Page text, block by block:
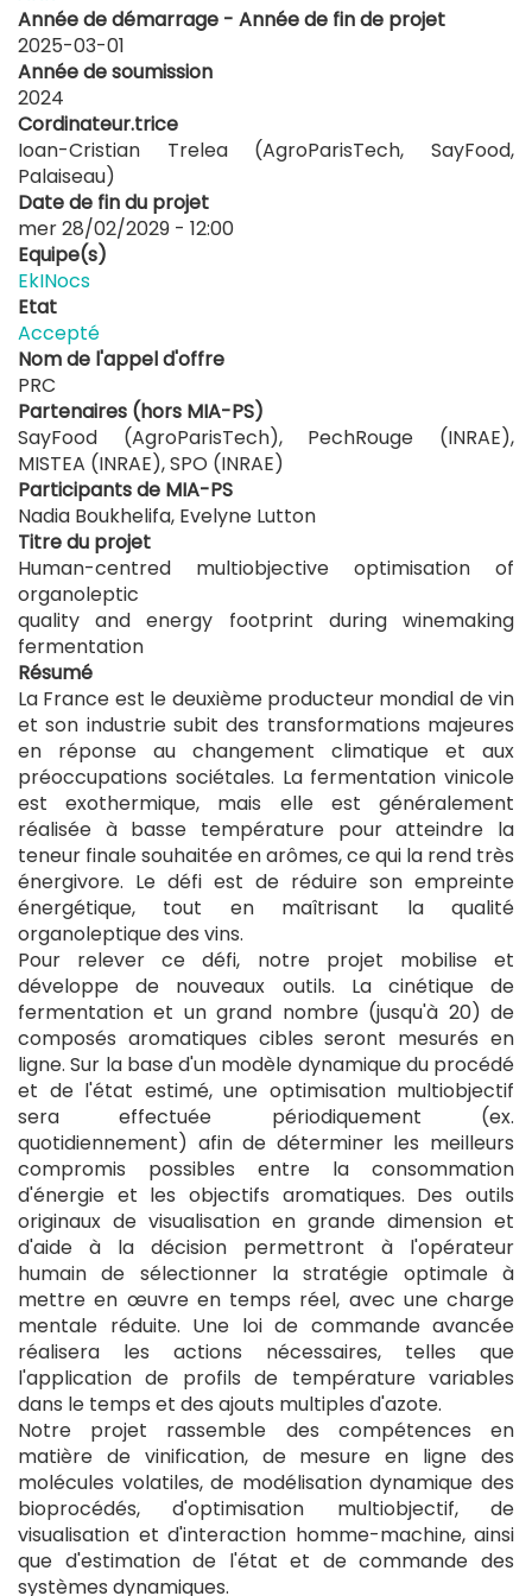
Année de démarrage - Année de fin de projet
2025-03-01
Année de soumission
2024
Cordinateur.trice
Ioan-Cristian Trelea (AgroParisTech, SayFood,
Palaiseau)
Date de fin du projet
mer 28/02/2029 - 12:00
Equipe(s)
EkINocs
Etat
Accepté
Nom de l'appel d'offre
PRC
Partenaires (hors MIA-PS)
SayFood (AgroParisTech), PechRouge (INRAE),
MISTEA (INRAE), SPO (INRAE)
Participants de MIA-PS
Nadia Boukhelifa, Evelyne Lutton
Titre du projet
Human-centred multiobjective optimisation of
organoleptic
quality and energy footprint during winemaking
fermentation
Résumé
La France est le deuxième producteur mondial de vin
et son industrie subit des transformations majeures
en réponse au changement climatique et aux
préoccupations sociétales. La fermentation vinicole
est exothermique, mais elle est généralement
réalisée à basse température pour atteindre la
teneur finale souhaitée en arômes, ce qui la rend très
énergivore. Le défi est de réduire son empreinte
énergétique, tout en maîtrisant la qualité
organoleptique des vins.
Pour relever ce défi, notre projet mobilise et
développe de nouveaux outils. La cinétique de
fermentation et un grand nombre (jusqu'à 20) de
composés aromatiques cibles seront mesurés en
ligne. Sur la base d'un modèle dynamique du procédé
et de l'état estimé, une optimisation multiobjectif
sera effectuée périodiquement (ex.
quotidiennement) afin de déterminer les meilleurs
compromis possibles entre la consommation
d'énergie et les objectifs aromatiques. Des outils
originaux de visualisation en grande dimension et
d'aide à la décision permettront à l'opérateur
humain de sélectionner la stratégie optimale à
mettre en œuvre en temps réel, avec une charge
mentale réduite. Une loi de commande avancée
réalisera les actions nécessaires, telles que
l'application de profils de température variables
dans le temps et des ajouts multiples d'azote.
Notre projet rassemble des compétences en
matière de vinification, de mesure en ligne des
molécules volatiles, de modélisation dynamique des
bioprocédés, d'optimisation multiobjectif, de
visualisation et d'interaction homme-machine, ainsi
que d'estimation de l'état et de commande des
systèmes dynamiques.